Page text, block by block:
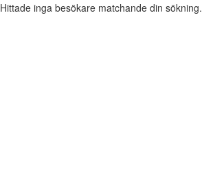
Hittade inga besökare matchande din sökning.